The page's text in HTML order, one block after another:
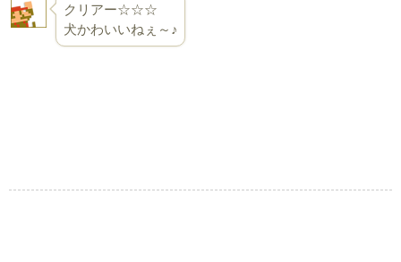
クリアー☆☆☆
犬かわいいねぇ～♪